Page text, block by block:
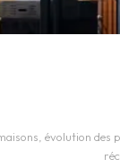
, évolution des